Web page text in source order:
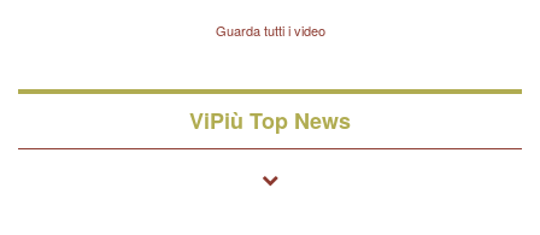
quelle di... Barbara D'UrsoGuarda tutti i video
ViPiù Top News